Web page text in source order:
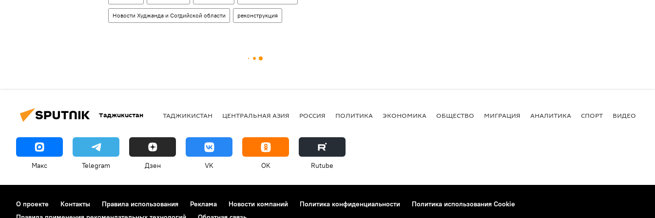
Новости Худжанда и Согдийской области реконструкция
Таджикистан ТАДЖИКИСТАН ЦЕНТРАЛЬНАЯ АЗИЯ РОССИЯ ПОЛИТИКА ЭКОНОМИКА ОБЩЕСТВО МИГРАЦИЯ АНАЛИТИКА СПОРТ ВИДЕО
Макс Telegram Дзен VK OK Rutube
О проекте Контакты Правила использования Реклама Новости компаний Политика конфиденциальности
Политика использования Cookie